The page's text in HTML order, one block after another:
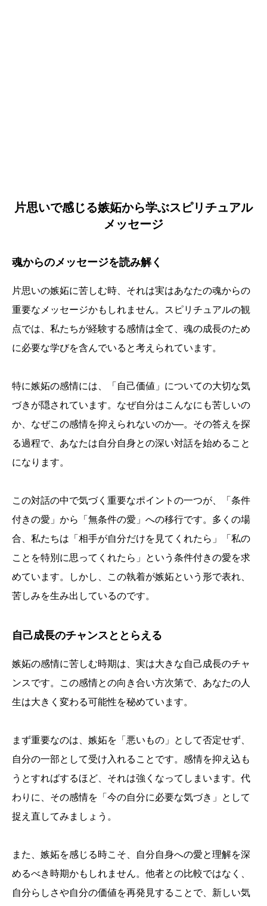
片思いで感じる嫉妬から学ぶスピリチュアル
メッセージ
魂からのメッセージを読み解く
片思いの嫉妬に苦しむ時、それは実はあなたの魂からの
重要なメッセージかもしれません。スピリチュアルの観
点では、私たちが経験する感情は全て、魂の成長のため
に必要な学びを含んでいると考えられています。
特に嫉妬の感情には、「自己価値」についての大切な気
づきが隠されています。なぜ自分はこんなにも苦しいの
か、なぜこの感情を抑えられないのか―。その答えを探
る過程で、あなたは自分自身との深い対話を始めること
になります。
この対話の中で気づく重要なポイントの一つが、「条件
付きの愛」から「無条件の愛」への移行です。多くの場
合、私たちは「相手が自分だけを見てくれたら」「私の
ことを特別に思ってくれたら」という条件付きの愛を求
めています。しかし、この執着が嫉妬という形で表れ、
苦しみを生み出しているのです。
自己成長のチャンスととらえる
嫉妬の感情に苦しむ時期は、実は大きな自己成長のチャ
ンスです。この感情との向き合い方次第で、あなたの人
生は大きく変わる可能性を秘めています。
まず重要なのは、嫉妬を「悪いもの」として否定せず、
自分の一部として受け入れることです。感情を抑え込も
うとすればするほど、それは強くなってしまいます。代
わりに、その感情を「今の自分に必要な気づき」として
捉え直してみましょう。
また、嫉妬を感じる時こそ、自分自身への愛と理解を深
めるべき時期かもしれません。他者との比較ではなく、
自分らしさや自分の価値を再発見することで、新しい気